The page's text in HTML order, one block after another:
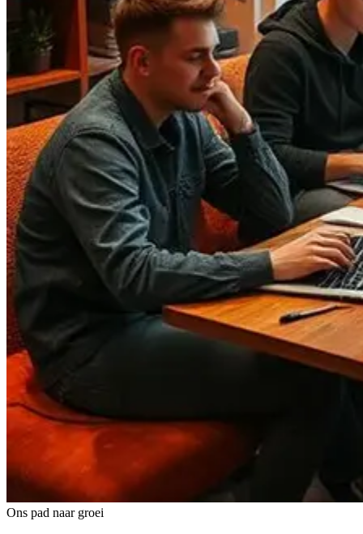
Ons pad naar groei